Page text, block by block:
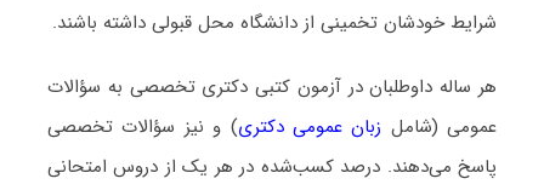
شرایط خودشان تخمینی از دانشگاه محل قبولی داشته باشند.
هر ساله داوطلبان در آزمون کتبی دکتری تخصصی به سؤالات
عمومی (شامل زبان عمومی دکتری) و نیز سؤالات تخصصی
پاسخ می‌دهند. درصد کسب‌شده در هر یک از دروس امتحانی